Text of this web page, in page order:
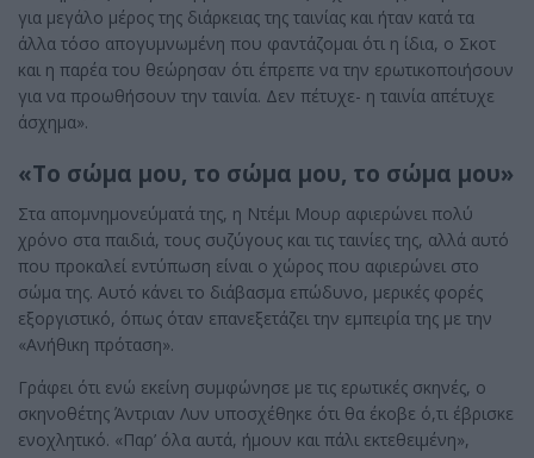
για μεγάλο μέρος της διάρκειας της ταινίας και ήταν κατά τα
άλλα τόσο απογυμνωμένη που φαντάζομαι ότι η ίδια, ο Σκοτ
και η παρέα του θεώρησαν ότι έπρεπε να την ερωτικοποιήσουν
για να προωθήσουν την ταινία. Δεν πέτυχε- η ταινία απέτυχε
άσχημα».
«Το σώμα μου, το σώμα μου, το σώμα μου»
Στα απομνημονεύματά της, η Ντέμι Μουρ αφιερώνει πολύ
χρόνο στα παιδιά, τους συζύγους και τις ταινίες της, αλλά αυτό
που προκαλεί εντύπωση είναι ο χώρος που αφιερώνει στο
σώμα της. Αυτό κάνει το διάβασμα επώδυνο, μερικές φορές
εξοργιστικό, όπως όταν επανεξετάζει την εμπειρία της με την
«Ανήθικη πρόταση».
Γράφει ότι ενώ εκείνη συμφώνησε με τις ερωτικές σκηνές, ο
σκηνοθέτης Άντριαν Λυν υποσχέθηκε ότι θα έκοβε ό,τι έβρισκε
ενοχλητικό. «Παρ’ όλα αυτά, ήμουν και πάλι εκτεθειμένη»,